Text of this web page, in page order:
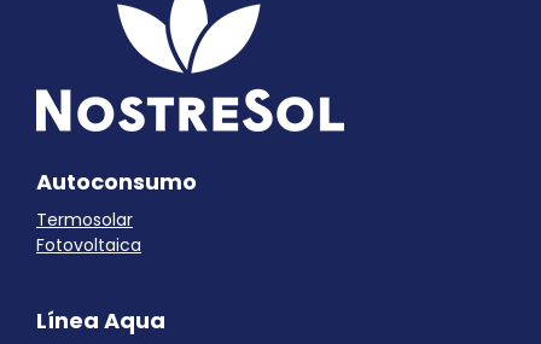
Autoconsumo
Termosolar
Fotovoltaica
Línea Aqua